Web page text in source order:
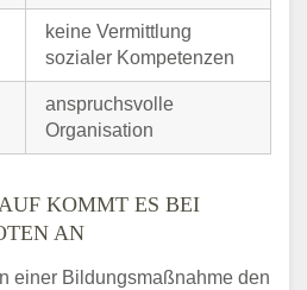
keine Vermittlung
sozialer Kompetenzen
anspruchsvolle
Organisation
KOMMT ES BEI
AN
einer Bildungsmaßnahme den